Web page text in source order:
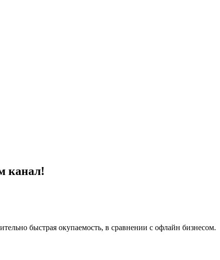
канал!
быстрая окупаемость, в сравнении с офлайн бизнесом.